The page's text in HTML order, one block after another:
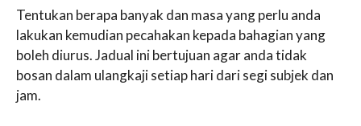
Tentukan berapa banyak dan masa yang perlu anda
lakukan kemudian pecahakan kepada bahagian yang
boleh diurus. Jadual ini bertujuan agar anda tidak
bosan dalam ulangkaji setiap hari dari segi subjek dan
jam.